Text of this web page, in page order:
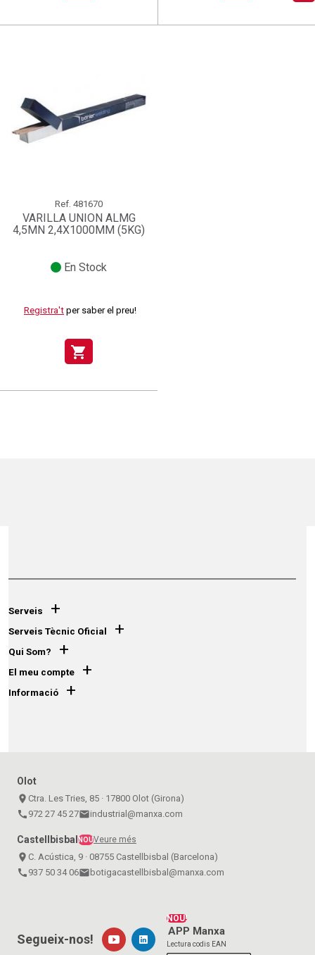
Cancel·lar Connectar-se
Ref. 481670
VARILLA UNION ALMG
4,5MN 2,4X1000MM (5KG)
En Stock
Registra't per saber el preu!
shopping_cart
Serveis +
Serveis Tècnic Oficial +
Qui Som? +
El meu compte +
Informació +
Olot
place Ctra. Les Tries, 85 · 17800 Olot (Girona)
call 972 27 45 27emailindustrial@manxa.com
CastellbisbalNOUVeure més
place C. Acústica, 9 · 08755 Castellbisbal (Barcelona)
call 937 50 34 06emailbotigacastellbisbal@manxa.com
NOU!
APP Manxa
Lectura codis EAN
Segueix-nos!